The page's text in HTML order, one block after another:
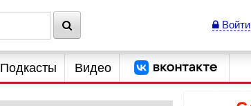
Войти
Подкасты Видео